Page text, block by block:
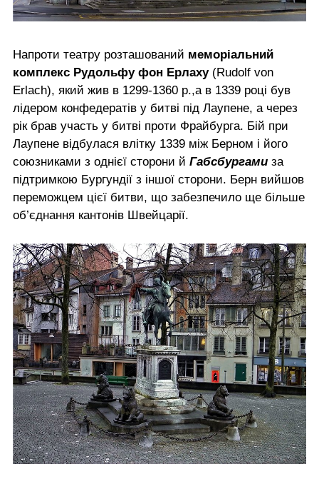
Напроти театру розташований меморіальний
комплекс Рудольфу фон Ерлаху(Rudolf von
Erlach), який жив в 1299-1360 р.,а в 1339 році був
лідером конфедератів у битві під Лаупене, а через
рік брав участь у битві проти Фрайбурга. Бій при
Лаупене відбулася влітку 1339 між Берном і його
союзниками з однієї сторони й Габсбургами за
підтримкою Бургундії з іншої сторони. Берн вийшов
переможцем цієї битви, що забезпечило ще більше
об’єднання кантонів Швейцарії.